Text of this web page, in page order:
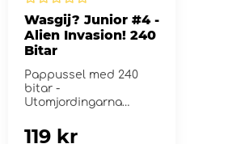
Wasgij? Junior #4 -
Alien Invasion! 240
Bitar
Pappussel med 240
bitar -
Utomjordingarna
119 kr